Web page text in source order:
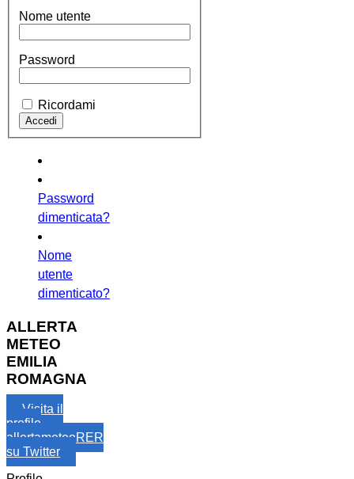
Nome utente
Password
Ricordami
Password
dimenticata?
Nome
utente
dimenticato?
ALLERTA
METEO
EMILIA
ROMAGNA
Visita il
profilo
allertameteoRER
su Twitter